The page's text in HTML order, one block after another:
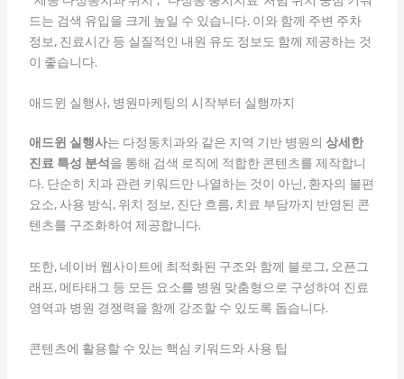
드는 검색 유입을 크게 높일 수 있습니다. 이와 함께 주변 주차
정보, 진료시간 등 실질적인 내원 유도 정보도 함께 제공하는 것
이 좋습니다.
애드윈 실행사, 병원마케팅의 시작부터 실행까지
애드윈 실행사는 다정동치과와 같은 지역 기반 병원의 상세한
진료 특성 분석 을 통해 검색 로직에 적합한 콘텐츠를 제작합니
다. 단순히 치과 관련 키워드만 나열하는 것이 아닌, 환자의 불편
요소, 사용 방식, 위치 정보, 진단 흐름, 치료 부담까지 반영된 콘
텐츠를 구조화하여 제공합니다.
또한, 네이버 웹사이트에 최적화된 구조와 함께 블로그, 오픈그
래프, 메타태그 등 모든 요소를 병원 맞춤형으로 구성하여 진료
영역과 병원 경쟁력을 함께 강조할 수 있도록 돕습니다.
콘텐츠에 활용할 수 있는 핵심 키워드와 사용 팁